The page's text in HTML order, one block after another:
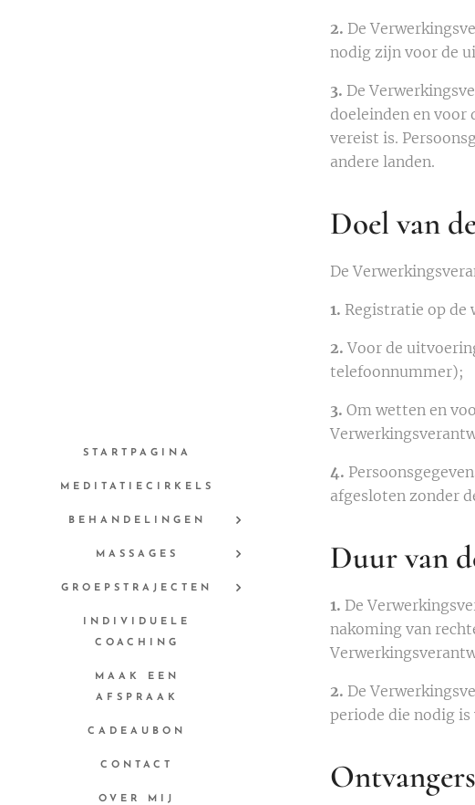
STARTPAGINA
MEDITATIECIRKELS
BEHANDELINGEN
MASSAGES
GROEPSTRAJECTEN
INDIVIDUELE
COACHING
MAAK EEN
AFSPRAAK
CADEAUBON
CONTACT
OVER MIJ
2. De
nodig zijn voor de
3. De
doeleinden en voor
vereist is.
andere landen.
Doel van
De
1. Registratie op de
2. Voor de
telefoonnummer);
3. Om wetten en
4.
afgesloten zonder
Duur van
1. De
nakoming van
2. De
periode die nodig is